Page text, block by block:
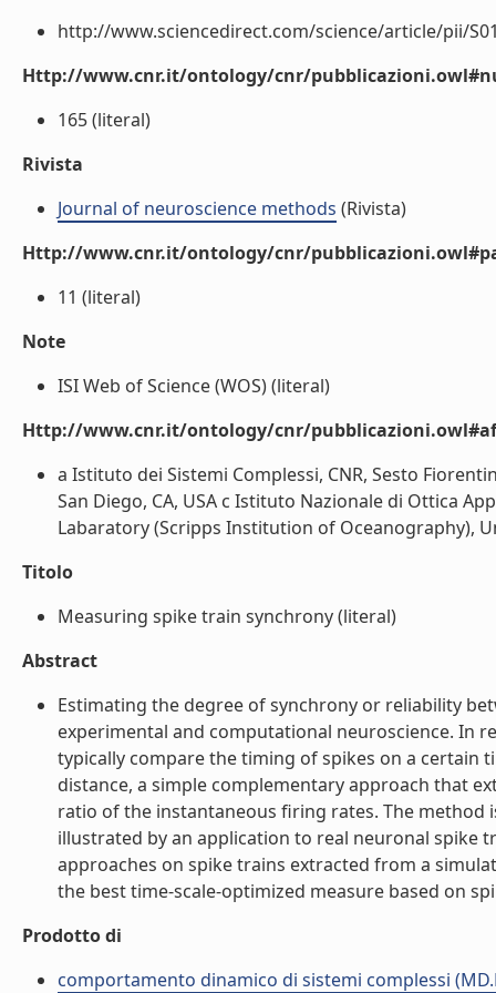
http://www.sciencedirect.com/science/article/pii/
Http://www.cnr.it/ontology/cnr/
165 (literal)
Rivista
Journal of neuroscience methods (Rivista)
Http://www.cnr.it/ontology/cnr/
11 (literal)
Note
ISI Web of Science (WOS) (literal)
Http://www.cnr.it/ontology/cnr/
a Istituto dei Sistemi Complessi, CNR, Sesto
San Diego, CA, USA c Istituto Nazionale di Ottica
Labaratory (Scripps Institution of Oceanography),
Titolo
Measuring spike train synchrony (literal)
Abstract
Estimating the degree of synchrony or reliability
experimental and computational neuroscience. In
typically compare the timing of spikes on a certain
distance, a simple complementary approach that
ratio of the instantaneous firing rates. The method
illustrated by an application to real neuronal spike
approaches on spike trains extracted from a
the best time-scale-optimized measure based on
Prodotto di
comportamento dinamico di sistemi complessi